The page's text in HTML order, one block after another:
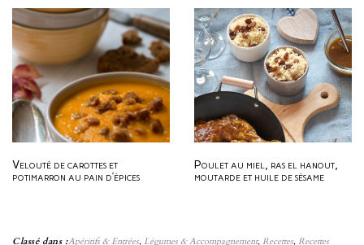
Velouté de carottes et
potimarron au pain d’épices
Poulet au miel, ras el hanout,
moutarde et huile de sésame
Classé dans :Apéritifs & Entrées, Légumes & Accompagnement, Recettes, Recettes